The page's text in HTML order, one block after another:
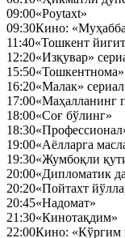
09:00«Poytaxt»
09:30Кино:
11:40«Тошкент
12:20«Изқувар»
15:50«Тошкентнома»
16:20«Малак» сериал
17:00«Маҳалланинг
18:00«Соғ бўлинг»
18:30
19:00«Аёлларга
19:30«Жумбоқли
20:00«Дипломатик
20:20«Пойтахт
20:45«Надомат»
21:30«Кинотақдим»
22:00Кино: «Кўргим